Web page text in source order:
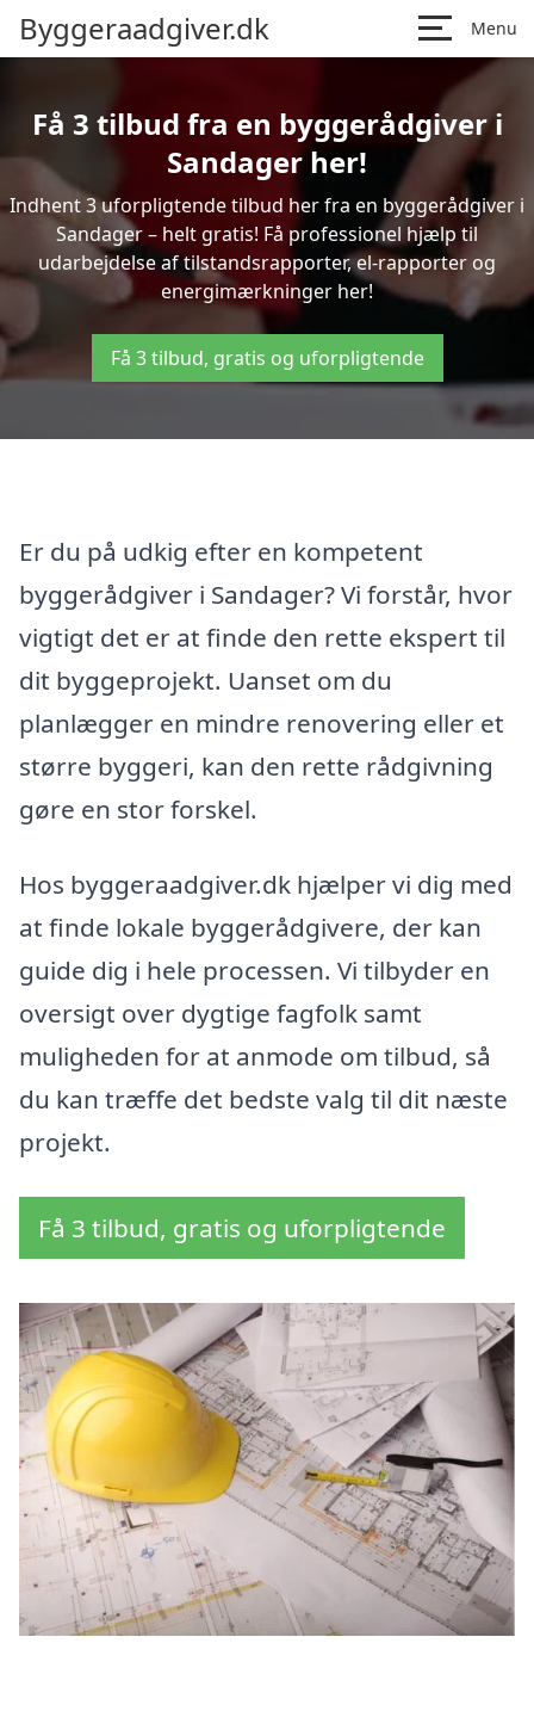
Byggeraadgiver.dk Menu
Få 3 tilbud fra en byggerådgiver i
Sandager her!
Indhent 3 uforpligtende tilbud her fra en byggerådgiver i
Sandager – helt gratis! Få professionel hjælp til
udarbejdelse af tilstandsrapporter, el-rapporter og
energimærkninger her!
Få 3 tilbud, gratis og uforpligtende
Er du på udkig efter en kompetent
byggerådgiver i Sandager? Vi forstår, hvor
vigtigt det er at finde den rette ekspert til
dit byggeprojekt. Uanset om du
planlægger en mindre renovering eller et
større byggeri, kan den rette rådgivning
gøre en stor forskel.
Hos byggeraadgiver.dk hjælper vi dig med
at finde lokale byggerådgivere, der kan
guide dig i hele processen. Vi tilbyder en
oversigt over dygtige fagfolk samt
muligheden for at anmode om tilbud, så
du kan træffe det bedste valg til dit næste
projekt.
Få 3 tilbud, gratis og uforpligtende